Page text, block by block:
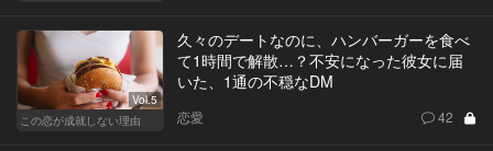
Vol.5
この恋が成就しない理由
久々のデートなのに、ハンバーガーを食べ
て1時間で解散…？不安になった彼女に届
いた、1通の不穏なDM
恋愛 42